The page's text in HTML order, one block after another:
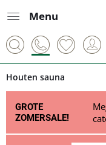
Menu
Houten sauna
GROTE
ZOMERSALE!